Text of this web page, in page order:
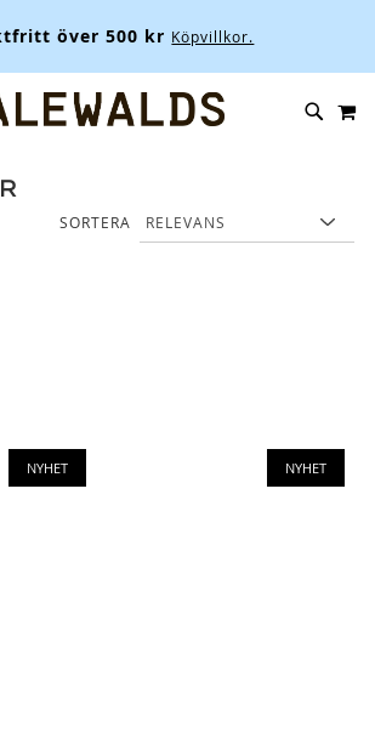
över 500 kr Köpvillkor.
SKIP
SORTERA
NYHET NYHET